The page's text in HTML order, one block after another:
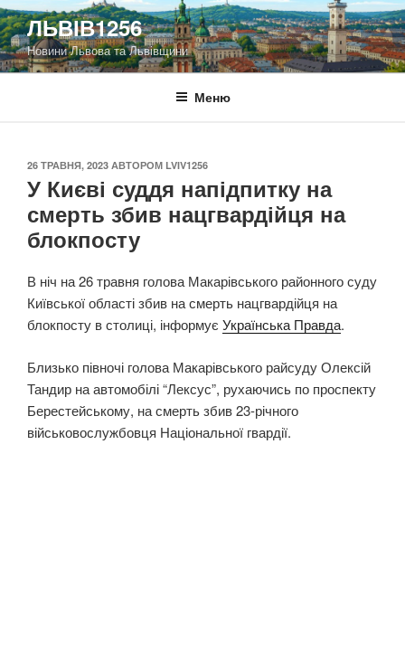
Перейти
до
вмісту
ЛЬВІВ1256
Новини Львова та Львівщини
Меню
ОПУБЛІКОВАНО
26 ТРАВНЯ, 2023 АВТОРОМ LVIV1256
У Києві суддя напідпитку на
смерть збив нацгвардійця на
блокпосту
В ніч на 26 травня голова Макарівського районного суду
Київської області збив на смерть нацгвардійця на
блокпосту в столиці, інформує Українська Правда.
Близько півночі голова Макарівського райсуду Олексій
Тандир на автомобілі “Лексус”, рухаючись по проспекту
Берестейському, на смерть збив 23-річного
військовослужбовця Національної гвардії.